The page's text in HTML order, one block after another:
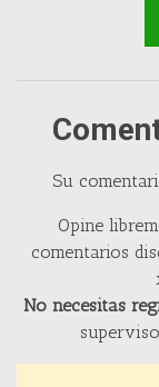
Su
Opine
comentarios
No necesitas